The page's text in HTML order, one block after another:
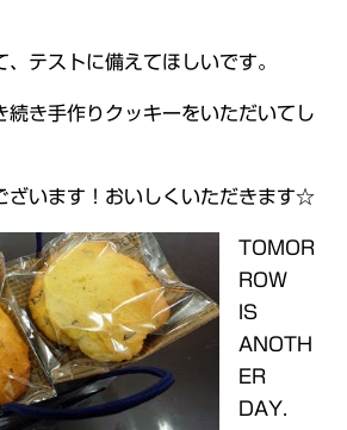
テストに備えてほしいです。
続き手作りクッキーをいただいてし
ざいます！おいしくいただきます☆
TOMOR
ROW
IS
ANOTH
ER
DAY.